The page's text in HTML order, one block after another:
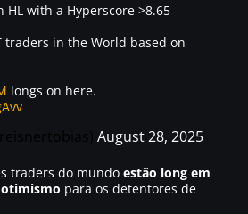
HL with a Hyperscore >8.65
traders in the World based on
longs on here.
August 28, 2025
traders do mundo estão long em
otimismo para os detentores de